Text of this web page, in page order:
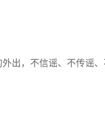
出，不信谣、不传谣、